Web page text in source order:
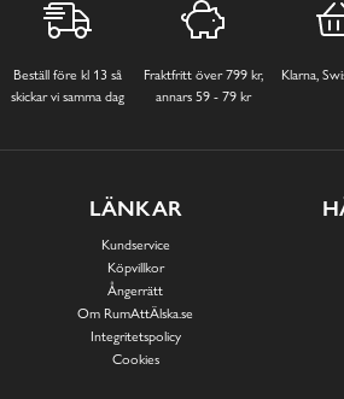
Beställ före kl 13 så
skickar vi samma dag
Fraktfritt över 799 kr,
annars 59 - 79 kr
Klarna,
LÄNKAR
Kundservice
Köpvillkor
Ångerrätt
Om RumAttÄlska.se
Integritetspolicy
Cookies